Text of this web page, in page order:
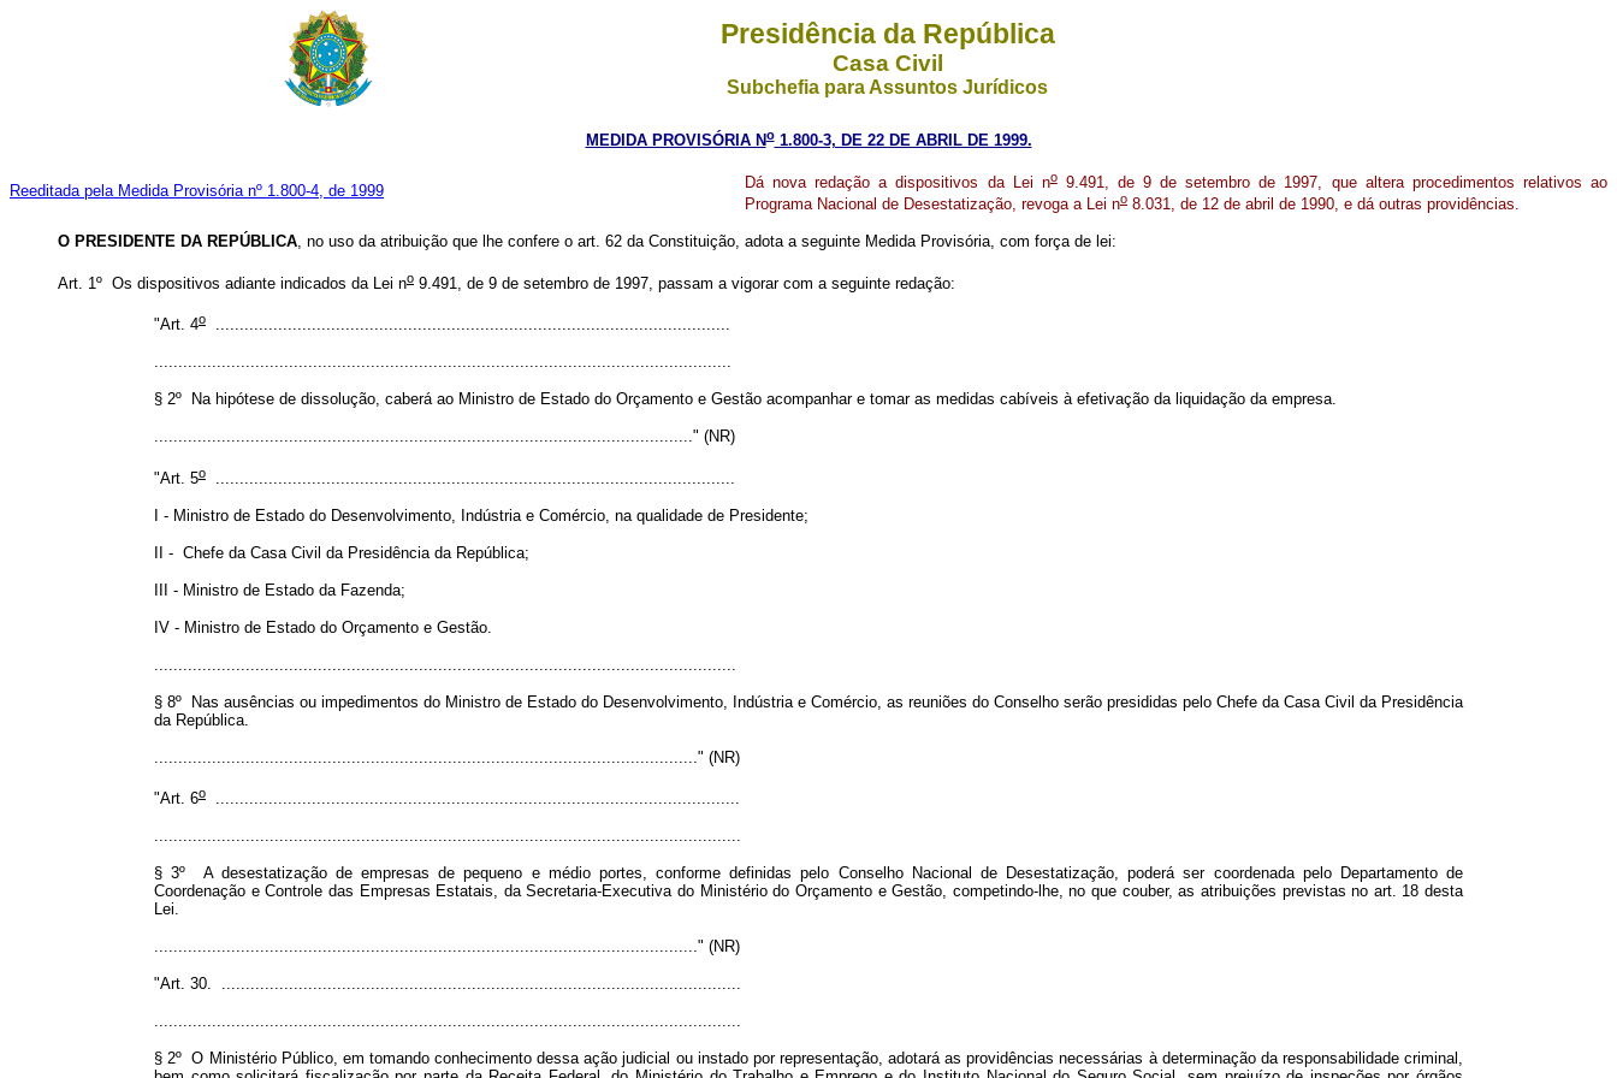
Presidência da República
Casa Civil
Subchefia para Assuntos Jurídicos
MEDIDA PROVISÓRIA No1.800-3, DE 22 DE ABRIL DE 1999.
Reeditada pela Medida Provisória nº 1.800-4, de 1999
Dá nova redação a dispositivos da Lei no9.491, de 9 de setembro de 1997, que altera procedimentos relativos ao
Programa Nacional de Desestatização, revoga a Lei no 8.031, de 12 de abril de 1990, e dá outras providências.
O PRESIDENTE DA REPÚBLICA, no uso da atribuição que lhe confere o art. 62 da Constituição, adota a seguinte Medida Provisória, com força de lei:
Art. 1º Os dispositivos adiante indicados da Lei no 9.491, de 9 de setembro de 1997, passam a vigorar com a seguinte redação:
"Art. 4o ...........................................................................................................
........................................................................................................................
§ 2º Na hipótese de dissolução, caberá ao Ministro de Estado do Orçamento e Gestão acompanhar e tomar as medidas cabíveis à efetivação da liquidação da empresa.
................................................................................................................" (NR)
"Art. 5o
I - Ministro de Estado do Desenvolvimento, Indústria e Comércio, na qualidade de Presidente;
II - Chefe da Casa Civil da Presidência da República;
III - Ministro de Estado da Fazenda;
IV - Ministro de Estado do Orçamento e Gestão.
§ 8º Nas ausências ou impedimentos do Ministro de Estado do Desenvolvimento, Indústria e Comércio, as reuniões do Conselho serão presididas pelo Chefe da Casa Civil da Presidência
da República.
................................................................................................................." (NR)
"Art. 6o .............................................................................................................
..........................................................................................................................
§ 3º A desestatização de empresas de pequeno e médio portes, conforme definidas pelo Conselho Nacional de Desestatização, poderá ser coordenada pelo Departamento de
Coordenação e Controle das Empresas Estatais, da Secretaria-Executiva do Ministério do Orçamento e Gestão, competindo-lhe, no que couber, as atribuições previstas no art. 18 desta
Lei.
................................................................................................................." (NR)
"Art. 30. ............................................................................................................
..........................................................................................................................
§ 2º O Ministério Público, em tomando conhecimento dessa ação judicial ou instado por representação, adotará as providências necessárias à determinação da responsabilidade criminal,